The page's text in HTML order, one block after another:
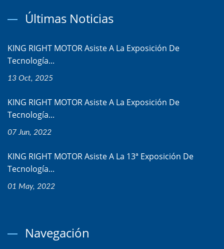
Últimas Noticias
KING RIGHT MOTOR Asiste A La Exposición De
Tecnología...
13 Oct, 2025
KING RIGHT MOTOR Asiste A La Exposición De
Tecnología...
07 Jun, 2022
KING RIGHT MOTOR Asiste A La 13ª Exposición De
Tecnología...
01 May, 2022
Navegación